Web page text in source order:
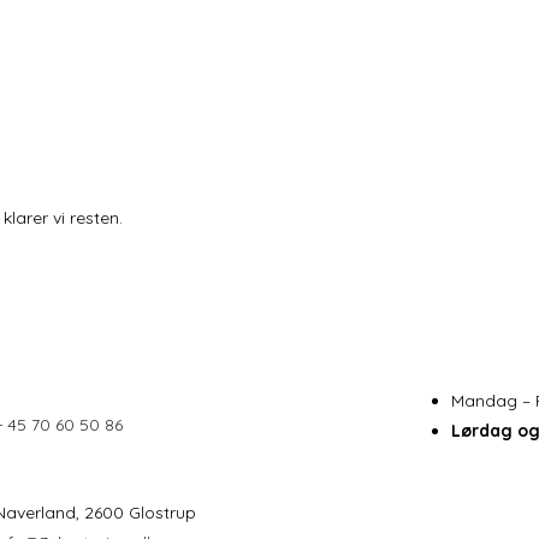
vi resten.
45 70 60 50 86
2600 Glostrup
Mandag –
Lørdag